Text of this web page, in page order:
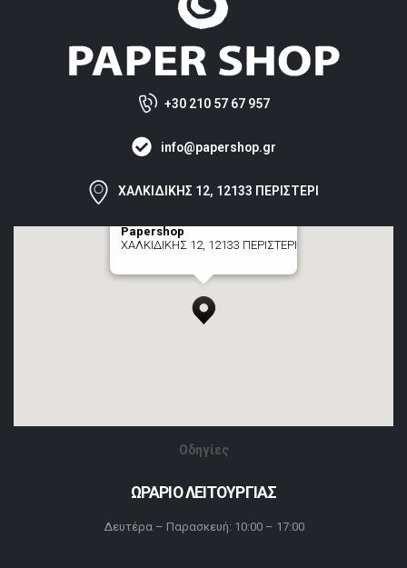
+30 210 57 67 957
info@papershop.gr
ΧΑΛΚΙΔΙΚΗΣ 12, 12133 ΠΕΡΙΣΤΕΡΙ
Papershop
ΧΑΛΚΙΔΙΚΗΣ 12, 12133 ΠΕΡΙΣΤΕΡΙ
Οδηγίες
ΩΡΑΡΙΟ ΛΕΙΤΟΥΡΓΙΑΣ
Δευτέρα – Παρασκευή: 10:00 – 17:00